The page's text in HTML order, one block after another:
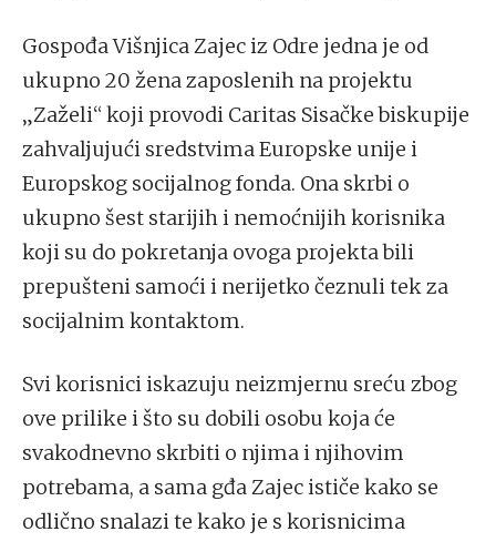
Gospođa Višnjica Zajec iz Odre jedna je od
ukupno 20 žena zaposlenih na projektu
„Zaželi“ koji provodi Caritas Sisačke biskupije
zahvaljujući sredstvima Europske unije i
Europskog socijalnog fonda. Ona skrbi o
ukupno šest starijih i nemoćnijih korisnika
koji su do pokretanja ovoga projekta bili
prepušteni samoći i nerijetko čeznuli tek za
socijalnim kontaktom.
Svi korisnici iskazuju neizmjernu sreću zbog
ove prilike i što su dobili osobu koja će
svakodnevno skrbiti o njima i njihovim
potrebama, a sama gđa Zajec ističe kako se
odlično snalazi te kako je s korisnicima